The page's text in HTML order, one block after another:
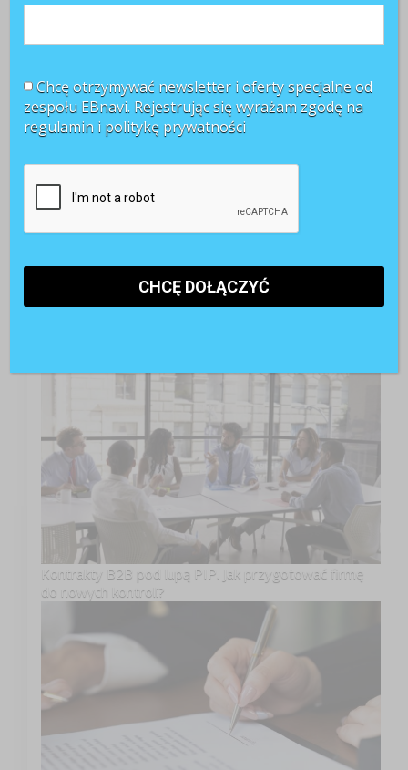
TOP 3 miesiąca
Kontrakty B2B pod lupą PIP. Jak przygotować firmę
do nowych kontroli?
Chcę otrzymywać newsletter i oferty specjalne od
zespołu EBnavi. Rejestrując się wyrażam zgodę na
regulamin i politykę prywatności